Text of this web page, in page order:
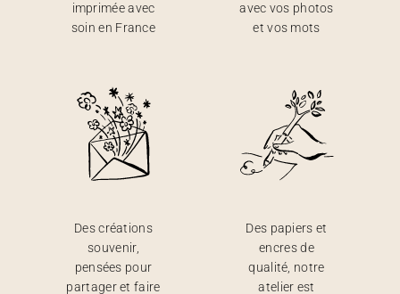
imprimée avec
soin en France
avec vos photos
et vos mots
Des créations
souvenir,
pensées pour
partager et faire
Des papiers et
encres de
qualité, notre
atelier est